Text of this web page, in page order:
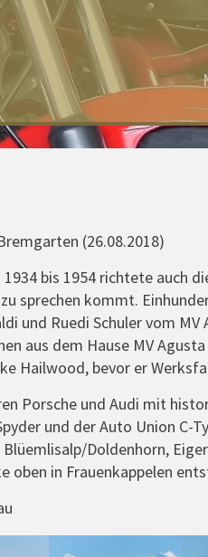
(26.08.2018)
bis 1954 richtete auch
sprechen kommt.
und Ruedi Schuler vom
aus dem Hause MV
Hailwood, bevor er
Porsche und Audi mit
und der Auto Union
Blüemlisalp/Doldenhorn,
oben in Frauenkappelen